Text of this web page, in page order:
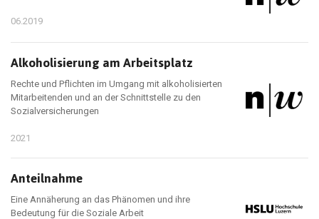
06.2019
Alkoholisierung am Arbeitsplatz
Rechte und Pflichten im Umgang mit alkoholisierten
Mitarbeitenden und an der Schnittstelle zu den
Sozialversicherungen
2021
Anteilnahme
Eine Annäherung an das Phänomen und ihre
Bedeutung für die Soziale Arbeit